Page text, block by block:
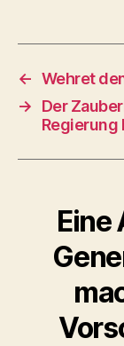
← Wehret
→
Der
Regierung
Eine